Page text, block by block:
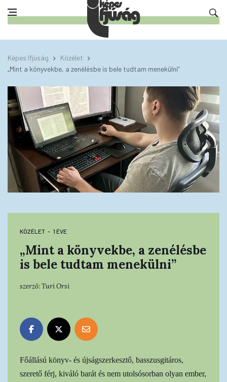
Képes Ifjúság
Közélet
„Mint a könyvekbe, a zenélésbe is bele tudtam menekülni”
KÖZÉLET 1 ÉVE
„Mint a könyvekbe, a zenélésbe
is bele tudtam menekülni”
szerző:Turi Orsi
Főállású könyv- és újságszerkesztő, basszusgitáros,
szerető férj, kiváló barát és nem utolsósorban olyan ember,